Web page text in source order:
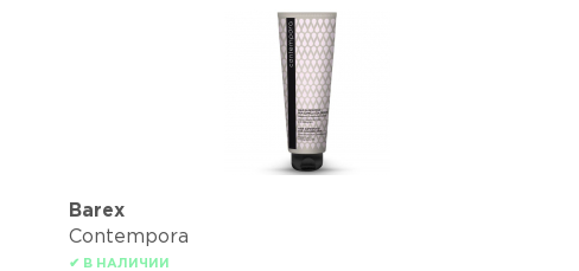
Barex
Contempora
✔ В НАЛИЧИИ